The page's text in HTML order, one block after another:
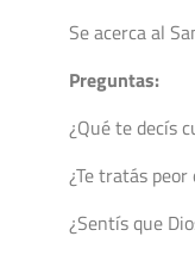
Se acerca al
Preguntas:
¿Qué te decís
¿Te tratás peor
¿Sentís que